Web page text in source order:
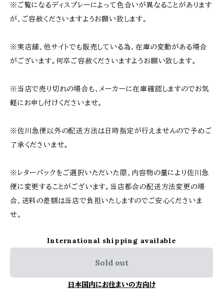
※ご覧になるディスプレーによって色合いが異なることがあります
が、ご容赦くださいますようお願い致します。
※実店舗、他サイトでも販売している為、在庫の変動がある場合
がございます。何卒ご容赦くださいますようお願い致します。
※当店で売り切れの場合も、メーカーに在庫確認しますのでお気
軽にお申し付けくださいませ。
※佐川急便以外の配送方法は日時指定が行えませんので予めご
了承くださいませ。
※レターパックをご選択いただいた際、内容物の量により佐川急
便に変更することがございます。当店都合の配送方法変更の場
合、送料の差額は当店で負担いたしますのでご安心くださいま
せ。
International shipping available
Sold out
日本国内にお住まいの方向け